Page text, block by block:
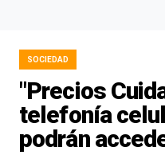
SOCIEDAD
"Precios
telefonía
podrán